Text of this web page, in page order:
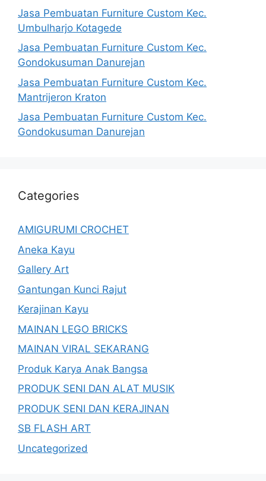
Jasa Pembuatan Furniture Custom Kec.
Umbulharjo Kotagede
Jasa Pembuatan Furniture Custom Kec.
Gondokusuman Danurejan
Jasa Pembuatan Furniture Custom Kec.
Mantrijeron Kraton
Jasa Pembuatan Furniture Custom Kec.
Gondokusuman Danurejan
Categories
AMIGURUMI CROCHET
Aneka Kayu
Gallery Art
Gantungan Kunci Rajut
Kerajinan Kayu
MAINAN LEGO BRICKS
MAINAN VIRAL SEKARANG
Produk Karya Anak Bangsa
PRODUK SENI DAN ALAT MUSIK
PRODUK SENI DAN KERAJINAN
SB FLASH ART
Uncategorized